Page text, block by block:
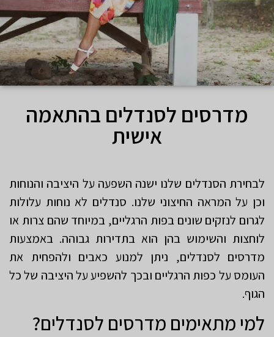
מדרסים לסנדלים בהתאמה
אישית
לבחירת הסנדלים שלנו ישנה השפעה על היציבה והנוחות
וכן על המראה החיצוני שלנו. סנדלים לא נוחות עלולות
לגרום לנזקים שונים בפות הרגליים, במיוחד שהם צרות או
לוחצות והשימוש בהן הוא בתדירות גבוהה. באמצעות
מדרסים לסנדלים, ניתן למנוע כאבים ולהפחית את
העומס על כפות הרגליים ובכך להשפיע על היציבה של כל
הגוף.
למי מתאימים מדרסים לסנדלים?